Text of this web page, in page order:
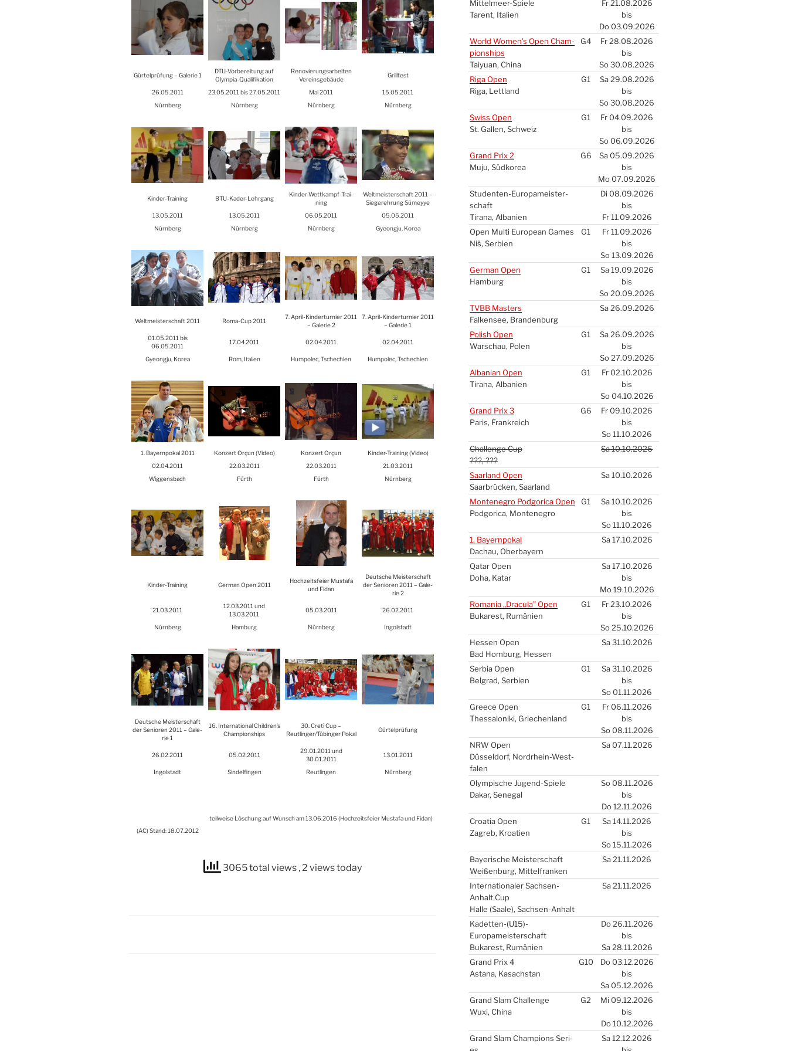
Gür­tel­prü­fung – Gale­rie 1
DTU-Vor­be­rei­tung auf
Olym­pia-Qua­li­fi­ka­ti­on
Reno­vie­rungs­ar­bei­ten
Ver­eins­ge­bäu­de
Grill­fest
26.05.2011 23.05.2011 bis 27.05.2011 Mai 2011
15.05.2011
Nürn­berg
Nürn­berg Nürn­berg Nürn­berg
Kin­der-Trai­ning BTU-Kader-Lehr­gang
Kin­der-Wett­kampf-Trai­
ning
Welt­meis­ter­schaft 2011 –
Sie­ger­eh­rung Sümey­ye
13.05.2011
13.05.2011 06.05.2011
05.05.2011
Nürn­berg
Nürn­berg Nürn­berg Gye­ong­ju, Korea
Welt­meis­ter­schaft 2011 Roma-Cup 2011
7. April-Kin­der­tur­nier 2011
– Gale­rie 2
7. April-Kin­der­tur­nier 2011
– Gale­rie 1
01.05.2011 bis
06.05.2011
17.04.2011 02.04.2011 02.04.2011
Gye­ong­ju, Korea Rom, Ita­li­en Hum­polec, Tsche­chi­en Hum­polec, Tsche­chi­en
1. Bay­ern­po­kal 2011 Kon­zert Orçun (Video) Kon­zert Orçun
Kin­der-Trai­ning (Video)
02.04.2011
22.03.2011 22.03.2011
21.03.2011
Wig­gens­bach
Fürth Fürth Nürn­berg
Kin­der-Trai­ning Ger­man Open 2011
Hoch­zeits­fei­er Mus­ta­fa
und Fidan
Deut­sche Meis­ter­schaft
der Senio­ren 2011 – Gale­
rie 2
21.03.2011
12.03.2011 und
13.03.2011
05.03.2011 26.02.2011
Nürn­berg Ham­burg Nürn­berg Ingol­stadt
Deut­sche Meis­ter­schaft
der Senio­ren 2011 – Gale­
rie 1
16. Inter­na­tio­nal Children’s
Cham­pion­ships
30. Cretì Cup –
Reutlinger/Tübinger Pokal
Gür­tel­prü­fung
26.02.2011 05.02.2011
29.01.2011 und
30.01.2011
13.01.2011
Ingol­stadt Sin­del­fin­gen Reut­lin­gen Nürn­berg
(AC) Stand: 18.07.2012
teil­wei­se Löschung auf Wunsch am 13.06.2016 (Hoch­zeits­fei­er Mus­ta­fa und Fidan)
3065 total views , 2 views today
Mit­tel­meer-Spie­le
Tarent, Ita­li­en
Fr 21.08.2026
bis
Do 03.09.2026
World Women’s Open Cham­
pion­ships
Tai­yu­an, Chi­na
G4
Fr 28.08.2026
bis
So 30.08.2026
Riga Open
Riga, Lett­land
G1
Sa 29.08.2026
bis
So 30.08.2026
Swiss Open
St. Gal­len, Schweiz
G1
Fr 04.09.2026
bis
So 06.09.2026
Grand Prix 2
Muju, Süd­ko­rea
G6
Sa 05.09.2026
bis
Mo 07.09.2026
Stu­den­ten-Euro­pa­meis­ter­
schaft
Tira­na, Alba­ni­en
Di 08.09.2026
bis
Fr 11.09.2026
Open Mul­ti Euro­pean Games
Niš, Ser­bi­en
G1
Fr 11.09.2026
bis
So 13.09.2026
Ger­man Open
Ham­burg
G1
Sa 19.09.2026
bis
So 20.09.2026
TVBBMas­ters
Fal­ken­see, Bran­den­burg
Sa 26.09.2026
Polish Open
War­schau, Polen
G1
Sa 26.09.2026
bis
So 27.09.2026
Alba­ni­an Open
Tira­na, Alba­ni­en
G1
Fr 02.10.2026
bis
So 04.10.2026
Grand Prix 3
Paris, Frank­reich
G6
Fr 09.10.2026
bis
So 11.10.2026
Chal­len­ge Cup
???, ???
Sa 10.10.2026
Saar­land Open
Saar­brü­cken, Saar­land
Sa 10.10.2026
Mon­te­ne­gro Pod­go­ri­ca Open
Pod­go­ri­ca, Mon­te­ne­gro
G1
Sa 10.10.2026
bis
So 11.10.2026
1. Bay­ern­po­kal
Dach­au, Ober­bay­ern
Sa 17.10.2026
Qatar Open
Doha, Katar
Sa 17.10.2026
bis
Mo 19.10.2026
Roma­nia „Dra­cu­la” Open
Buka­rest, Rumä­ni­en
G1
Fr 23.10.2026
bis
So 25.10.2026
Hes­sen Open
Bad Hom­burg, Hes­sen
Sa 31.10.2026
Ser­bia Open
Bel­grad, Ser­bi­en
G1
Sa 31.10.2026
bis
So 01.11.2026
Greece Open
Thes­sa­lo­ni­ki, Grie­chen­land
G1
Fr 06.11.2026
bis
So 08.11.2026
NRW Open
Düs­sel­dorf, Nord­rhein-West­
fa­len
Sa 07.11.2026
Olym­pi­sche Jugend-Spie­le
Dakar, Sene­gal
So 08.11.2026
bis
Do 12.11.2026
Croa­tia Open
Zagreb, Kroa­ti­en
G1
Sa 14.11.2026
bis
So 15.11.2026
Baye­ri­sche Meis­ter­schaft
Wei­ßen­burg, Mit­tel­fran­ken
Sa 21.11.2026
Inter­na­tio­na­ler Sach­sen-
Anhalt Cup
Hal­le (Saa­le), Sach­sen-Anhalt
Sa 21.11.2026
Kadetten-(U15)-
Europameisterschaft
Buka­rest, Rumä­ni­en
Do 26.11.2026
bis
Sa 28.11.2026
Grand Prix 4
Asta­na, Kasach­stan
G10
Do 03.12.2026
bis
Sa 05.12.2026
Grand Slam Chal­len­ge
Wuxi, Chi­na
G2
Mi 09.12.2026
bis
Do 10.12.2026
Grand Slam Cham­pions Seri­
Sa 12.12.2026